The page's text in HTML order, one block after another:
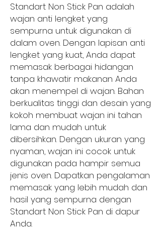
Standart Non Stick Pan adalah
wajan anti lengket yang
sempurna untuk digunakan di
dalam oven. Dengan lapisan anti
lengket yang kuat, Anda dapat
memasak berbagai hidangan
tanpa khawatir makanan Anda
akan menempel di wajan. Bahan
berkualitas tinggi dan desain yang
kokoh membuat wajan ini tahan
lama dan mudah untuk
dibersihkan. Dengan ukuran yang
nyaman, wajan ini cocok untuk
digunakan pada hampir semua
jenis oven. Dapatkan pengalaman
memasak yang lebih mudah dan
hasil yang sempurna dengan
Standart Non Stick Pan di dapur
Anda.